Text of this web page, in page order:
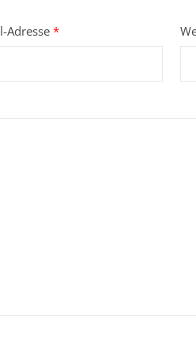
Adresse*